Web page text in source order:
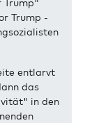
Trump"
Trump -
entlarvt
das
in den